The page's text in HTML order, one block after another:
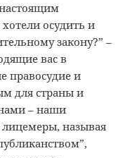
осудить и
закону?” –
вас в
правосудие и
для страны и
– наши
называя